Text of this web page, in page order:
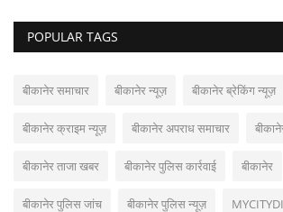
POPULAR TAGS
बीकानेर समाचार बीकानेर न्यूज़ बीकानेर ब्रेकिंग न्यूज़
बीकानेर क्राइम न्यूज़ बीकानेर अपराध समाचार
बीकानेर ताजा खबर बीकानेर पुलिस कार्रवाई बीकानेर
बीकानेर पुलिस जांच बीकानेर पुलिस न्यूज़